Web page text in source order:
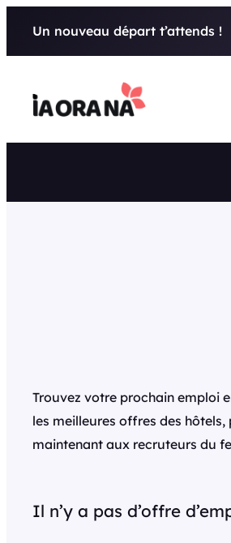
Un nouveau départ t’attends !
Trouvez votre prochain emploi
les meilleures offres des
maintenant aux recruteurs du
Il n’y a pas d’offre